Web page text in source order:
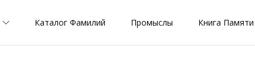
Каталог Фамилий Промыслы Книга Памяти